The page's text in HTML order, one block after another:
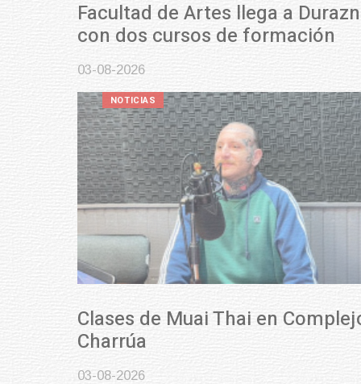
Facultad de Artes llega a Durazno
con dos cursos de formación
03-08-2026
Clases de Muai Thai en Complejo
Charrúa
03-08-2026
NOTICIAS